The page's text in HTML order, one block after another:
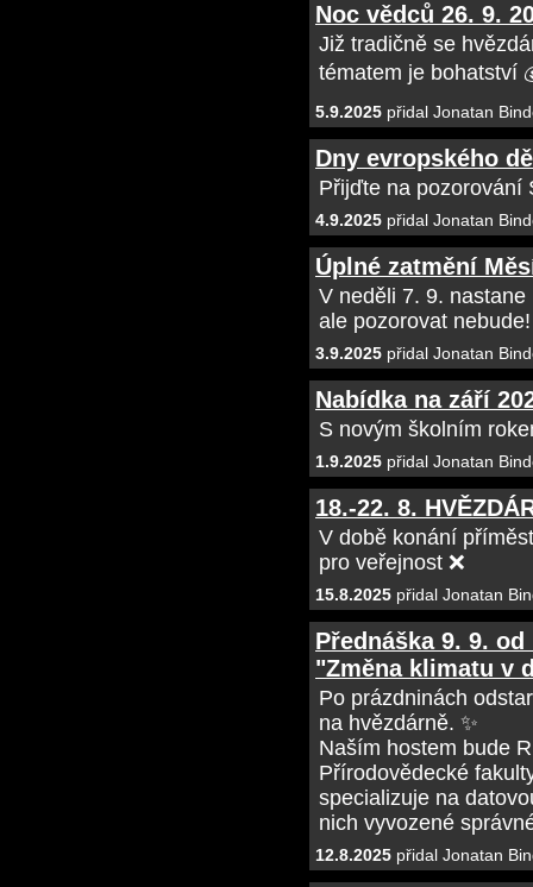
Noc vědců 26. 9.
Již tradičně se
tématem je bohatství
5.9.2025 přidal Jonatan
Dny evropského
Přijďte na pozorování
4.9.2025 přidal Jonatan
Úplné zatmění
V neděli 7. 9.
ale pozorovat nebude!
3.9.2025 přidal Jonatan
Nabídka na září
S novým školním
1.9.2025 přidal Jonatan
18.-22. 8.
V době konání
pro veřejnost ❌
15.8.2025 přidal Jonatan
Přednáška 9. 9.
"Změna klimatu v
Po prázdninách
na hvězdárně. ✨
Naším hostem bude
Přírodovědecké
specializuje na
nich vyvozené
12.8.2025 přidal Jonatan